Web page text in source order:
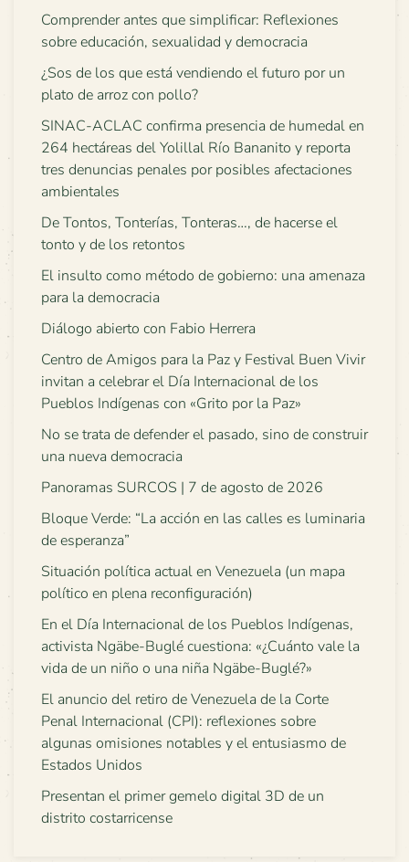
Comprender antes que simplificar: Reflexiones
sobre educación, sexualidad y democracia
¿Sos de los que está vendiendo el futuro por un
plato de arroz con pollo?
SINAC-ACLAC confirma presencia de humedal en
264 hectáreas del Yolillal Río Bananito y reporta
tres denuncias penales por posibles afectaciones
ambientales
De Tontos, Tonterías, Tonteras…, de hacerse el
tonto y de los retontos
El insulto como método de gobierno: una amenaza
para la democracia
Diálogo abierto con Fabio Herrera
Centro de Amigos para la Paz y Festival Buen Vivir
invitan a celebrar el Día Internacional de los
Pueblos Indígenas con «Grito por la Paz»
No se trata de defender el pasado, sino de construir
una nueva democracia
Panoramas SURCOS | 7 de agosto de 2026
Bloque Verde: “La acción en las calles es luminaria
de esperanza”
Situación política actual en Venezuela (un mapa
político en plena reconfiguración)
En el Día Internacional de los Pueblos Indígenas,
activista Ngäbe-Buglé cuestiona: «¿Cuánto vale la
vida de un niño o una niña Ngäbe-Buglé?»
El anuncio del retiro de Venezuela de la Corte
Penal Internacional (CPI): reflexiones sobre
algunas omisiones notables y el entusiasmo de
Estados Unidos
Presentan el primer gemelo digital 3D de un
distrito costarricense